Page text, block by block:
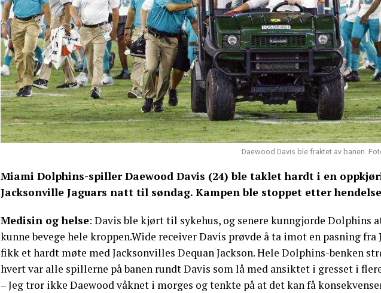
Daewood Davis ble fraktet av banen.
Miami Dolphins-spiller Daewood Davis (24) ble taklet hardt i en
Jacksonville Jaguars natt til søndag. Kampen ble stoppet etter
Medisin og helse: Davis ble kjørt til sykehus, og senere kunngjorde Dolphins
kunne bevege hele kroppen.Wide receiver Davis prøvde å ta imot en pasning fra
fikk et hardt møte med Jacksonvilles Dequan Jackson. Hele Dolphins-benken
hvert var alle spillerne på banen rundt Davis som lå med ansiktet i gresset i
– Jeg tror ikke Daewood våknet i morges og tenkte på at det kan få